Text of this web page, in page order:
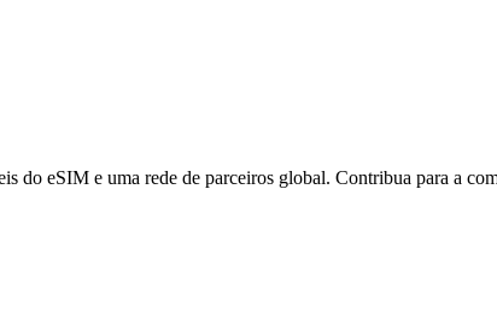
do eSIM e uma rede de parceiros global. Contribua para a